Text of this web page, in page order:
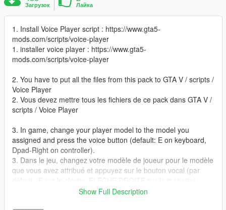
Загрузок Лайка
1. Install Voice Player script : https://www.gta5-
mods.com/scripts/voice-player
1. installer voice player : https://www.gta5-
mods.com/scripts/voice-player
2. You have to put all the files from this pack to GTA V / scripts /
Voice Player
2. Vous devez mettre tous les fichiers de ce pack dans GTA V /
scripts / Voice Player
3. In game, change your player model to the model you
assigned and press the voice button (default: E on keyboard,
Dpad-Right on controller).
3. Dans le jeu, changez votre modèle de joueur pour le modèle
que vous avez attribué et appuyez sur le bouton vocal (par
Show Full Description